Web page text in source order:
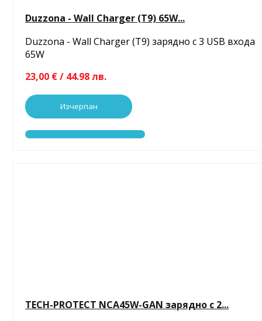
Duzzona - Wall Charger (T9) 65W...
Duzzona - Wall Charger (T9) зарядно с 3 USB входа
65W
23,00 € / 44.98 лв.
Изчерпан
TECH-PROTECT NCA45W-GAN зарядно с 2...